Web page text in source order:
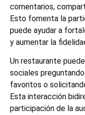
comentarios,
Esto fomenta la
puede ayudar a
y aumentar la
Un restaurante
sociales
favoritos o
Esta interacción
participación de la